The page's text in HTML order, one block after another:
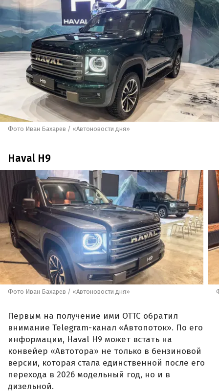
Фото Иван Бахарев / «Автоновости дня»
Haval H9
Фото Иван Бахарев / «Автоновости дня»
Первым на получение ими ОТТС обратил
внимание Telegram-канал «Автопоток». По его
информации, Haval H9 может встать на
конвейер «Автотора» не только в бензиновой
версии, которая стала единственной после его
перехода в 2026 модельный год, но и в
дизельной.